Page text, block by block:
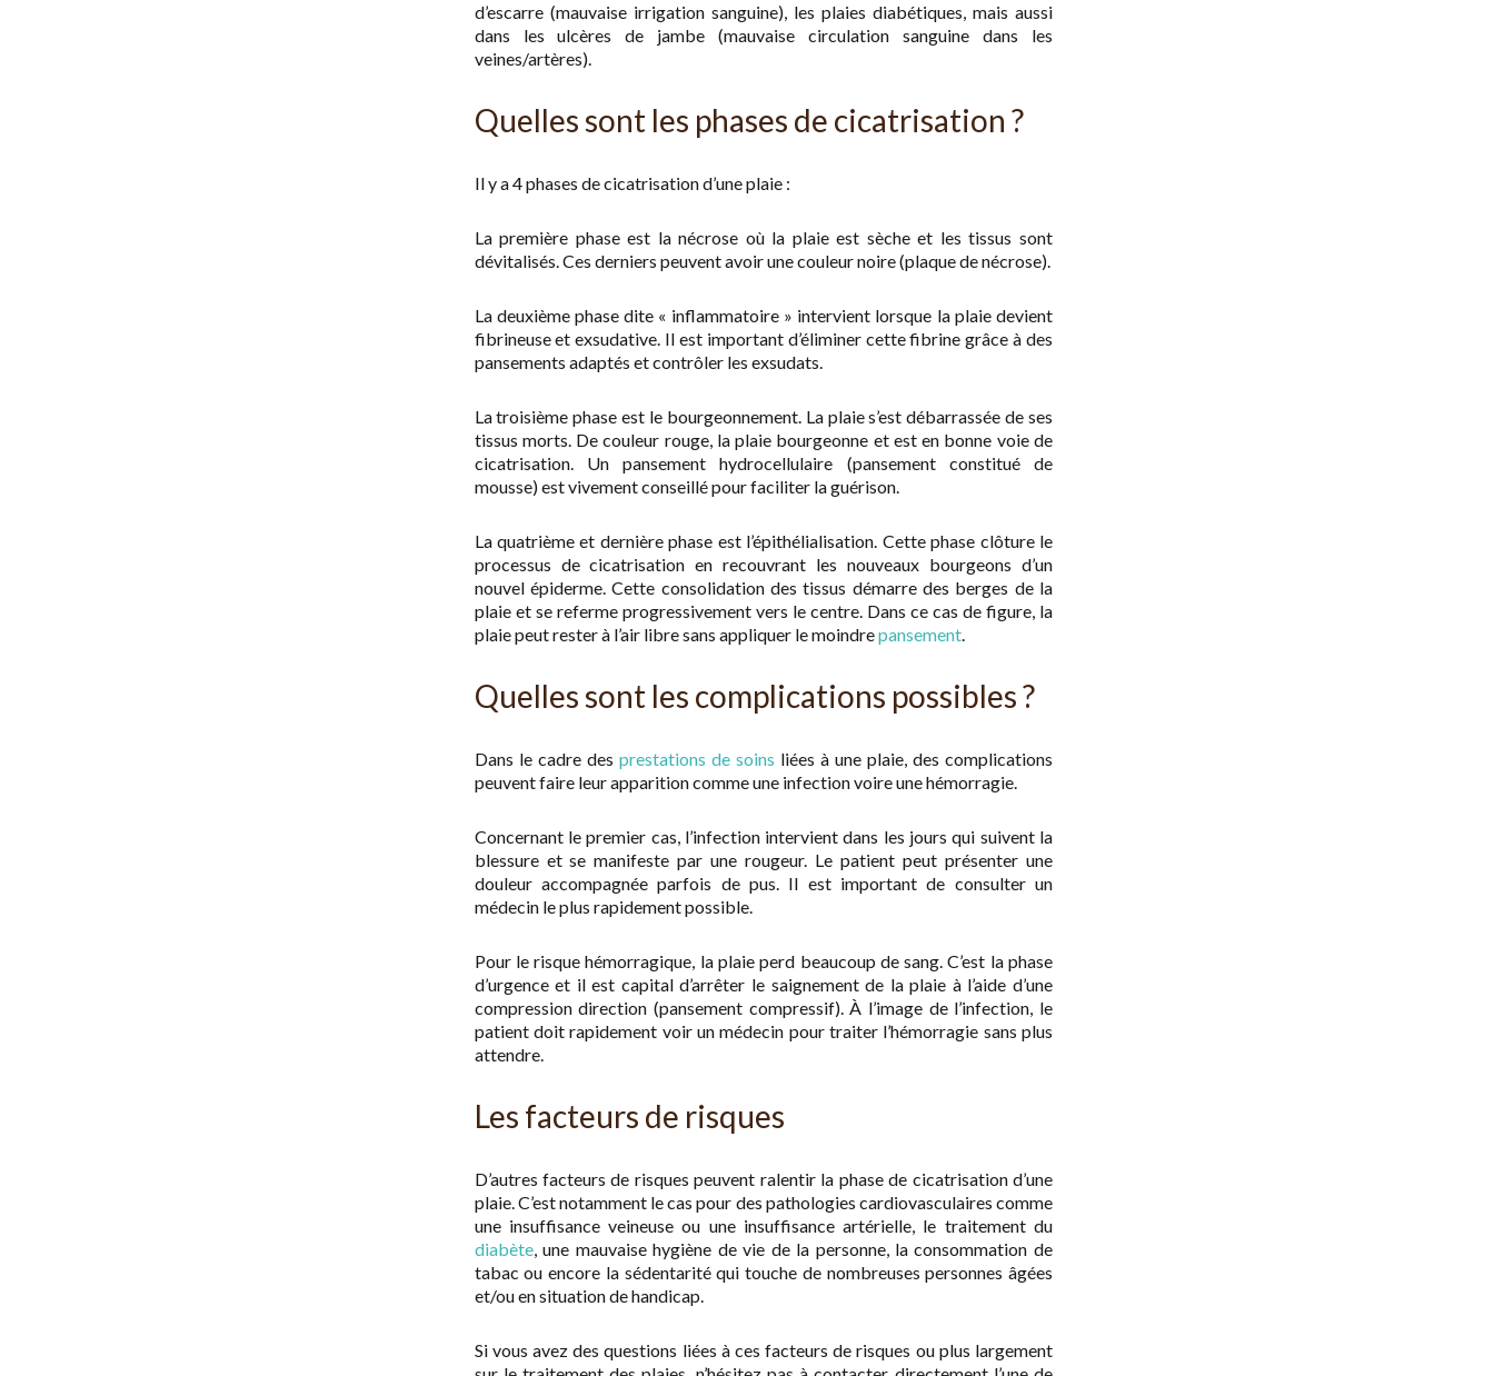
d’escarre (mauvaise irrigation sanguine), les plaies diabétiques, mais aussi
dans les ulcères de jambe (mauvaise circulation sanguine dans les
veines/artères).
Quelles sont les phases de cicatrisation ?
Il y a 4 phases de cicatrisation d’une plaie :
La première phase est la nécrose où la plaie est sèche et les tissus sont
dévitalisés. Ces derniers peuvent avoir une couleur noire (plaque de nécrose).
La deuxième phase dite « inflammatoire » intervient lorsque la plaie devient
fibrineuse et exsudative. Il est important d’éliminer cette fibrine grâce à des
pansements adaptés et contrôler les exsudats.
La troisième phase est le bourgeonnement. La plaie s’est débarrassée de ses
tissus morts. De couleur rouge, la plaie bourgeonne et est en bonne voie de
cicatrisation. Un pansement hydrocellulaire (pansement constitué de
mousse) est vivement conseillé pour faciliter la guérison.
La quatrième et dernière phase est l’épithélialisation. Cette phase clôture le
processus de cicatrisation en recouvrant les nouveaux bourgeons d’un
nouvel épiderme. Cette consolidation des tissus démarre des berges de la
plaie et se referme progressivement vers le centre. Dans ce cas de figure, la
plaie peut rester à l’air libre sans appliquer le moindrepansement.
Quelles sont les complications possibles ?
Dans le cadre des prestations de soins liées à une plaie, des complications
peuvent faire leur apparition comme une infection voire une hémorragie.
Concernant le premier cas, l’infection intervient dans les jours qui suivent la
blessure et se manifeste par une rougeur. Le patient peut présenter une
douleur accompagnée parfois de pus. Il est important de consulter un
médecin le plus rapidement possible.
Pour le risque hémorragique, la plaie perd beaucoup de sang. C’est la phase
d’urgence et il est capital d’arrêter le saignement de la plaie à l’aide d’une
compression direction (pansement compressif). À l’image de l’infection, le
patient doit rapidement voir un médecin pour traiter l’hémorragie sans plus
attendre.
Les facteurs de risques
D’autres facteurs de risques peuvent ralentir la phase de cicatrisation d’une
plaie. C’est notamment le cas pour des pathologies cardiovasculaires comme
une insuffisance veineuse ou une insuffisance artérielle, le traitement du
diabète, une mauvaise hygiène de vie de la personne, la consommation de
tabac ou encore la sédentarité qui touche de nombreuses personnes âgées
et/ou en situation de handicap.
Si vous avez des questions liées à ces facteurs de risques ou plus largement